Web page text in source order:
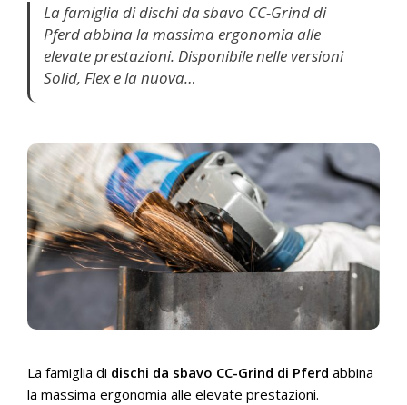
La famiglia di dischi da sbavo CC-Grind di
Pferd abbina la massima ergonomia alle
elevate prestazioni. Disponibile nelle versioni
Solid, Flex e la nuova…
La famiglia di dischi da sbavo CC-Grind di Pferd abbina
la massima ergonomia alle elevate prestazioni.